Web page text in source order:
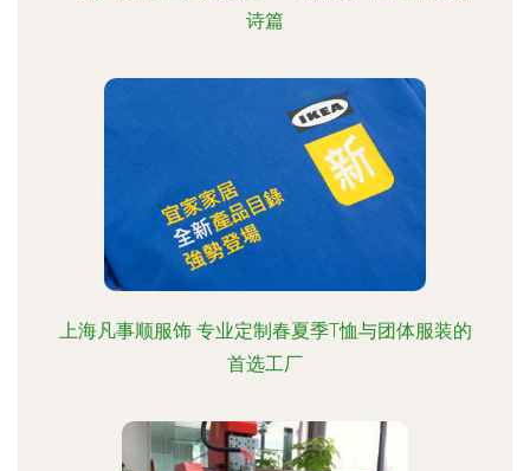
诗篇
上海凡事顺服饰 专业定制春夏季T恤与团体服装的
首选工厂